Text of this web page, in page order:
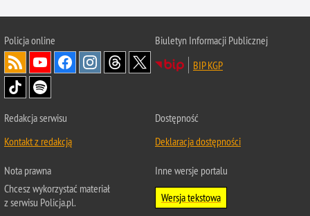
Policjaonline
Biuletyn Informacji Publicznej
BIP KGP
Redakcja serwisu
Kontakt z redakcją
Dostępność
Deklaracja dostępności
Nota prawna
Chcesz wykorzystać materiał
z serwisu Policja.pl.
Inne wersje portalu
Wersja tekstowa